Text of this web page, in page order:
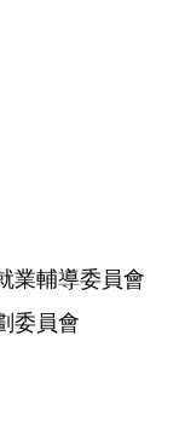
業輔導委員會
委員會